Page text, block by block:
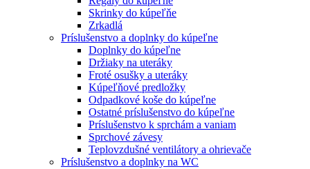
Skrinky do kúpeľňe
Zrkadlá
Príslušenstvo a doplnky do kúpeľne
Doplnky do kúpeľne
Držiaky na uteráky
Froté osušky a uteráky
Kúpeľňové predložky
Odpadkové koše do kúpeľne
Ostatné príslušenstvo do kúpeľne
Príslušenstvo k sprchám a vaniam
Sprchové závesy
Teplovzdušné ventilátory a ohrievače
Príslušenstvo a doplnky na WC